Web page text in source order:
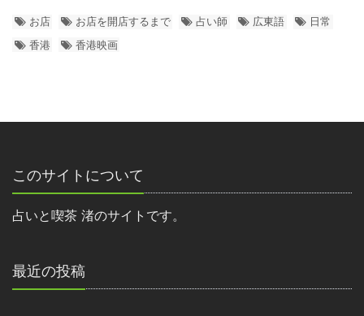
お店 お店を開店するまで 占い師 広東語
日常
香港
香港映画
このサイトについて
占いと喫茶 渚のサイトです。
最近の投稿